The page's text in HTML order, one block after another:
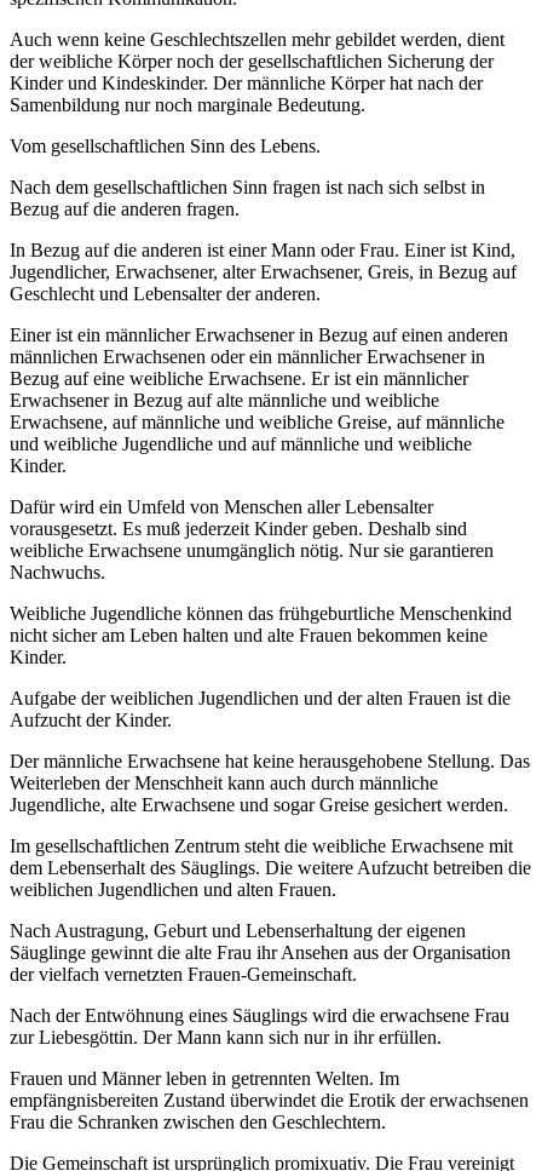
Auch wenn keine Geschlechtszellen mehr gebildet werden, dient
der weibliche Körper noch der gesellschaftlichen Sicherung der
Kinder und Kindeskinder. Der männliche Körper hat nach der
Samenbildung nur noch marginale Bedeutung.
Vom gesellschaftlichen Sinn des Lebens.
Nach dem gesellschaftlichen Sinn fragen ist nach sich selbst in
Bezug auf die anderen fragen.
In Bezug auf die anderen ist einer Mann oder Frau. Einer ist Kind,
Jugendlicher, Erwachsener, alter Erwachsener, Greis, in Bezug auf
Geschlecht und Lebensalter der anderen.
Einer ist ein männlicher Erwachsener in Bezug auf einen anderen
männlichen Erwachsenen oder ein männlicher Erwachsener in
Bezug auf eine weibliche Erwachsene. Er ist ein männlicher
Erwachsener in Bezug auf alte männliche und weibliche
Erwachsene, auf männliche und weibliche Greise, auf männliche
und weibliche Jugendliche und auf männliche und weibliche
Kinder.
Dafür wird ein Umfeld von Menschen aller Lebensalter
vorausgesetzt. Es muß jederzeit Kinder geben. Deshalb sind
weibliche Erwachsene unumgänglich nötig. Nur sie garantieren
Nachwuchs.
Weibliche Jugendliche können das frühgeburtliche Menschenkind
nicht sicher am Leben halten und alte Frauen bekommen keine
Kinder.
Aufgabe der weiblichen Jugendlichen und der alten Frauen ist die
Aufzucht der Kinder.
Der männliche Erwachsene hat keine herausgehobene Stellung. Das
Weiterleben der Menschheit kann auch durch männliche
Jugendliche, alte Erwachsene und sogar Greise gesichert werden.
Im gesellschaftlichen Zentrum steht die weibliche Erwachsene mit
dem Lebenserhalt des Säuglings. Die weitere Aufzucht betreiben die
weiblichen Jugendlichen und alten Frauen.
Nach Austragung, Geburt und Lebenserhaltung der eigenen
Säuglinge gewinnt die alte Frau ihr Ansehen aus der Organisation
der vielfach vernetzten Frauen-Gemeinschaft.
Nach der Entwöhnung eines Säuglings wird die erwachsene Frau
zur Liebesgöttin. Der Mann kann sich nur in ihr erfüllen.
Frauen und Männer leben in getrennten Welten. Im
empfängnisbereiten Zustand überwindet die Erotik der erwachsenen
Frau die Schranken zwischen den Geschlechtern.
Die Gemeinschaft ist ursprünglich promixuativ. Die Frau vereinigt